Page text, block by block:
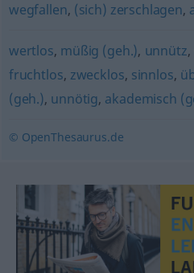
wegfallen, (sich) zerschlagen,
wertlos, müßig (geh.), unnütz,
fruchtlos, zwecklos, sinnlos,
(geh.), unnötig, akademisch
© OpenThesaurus.de